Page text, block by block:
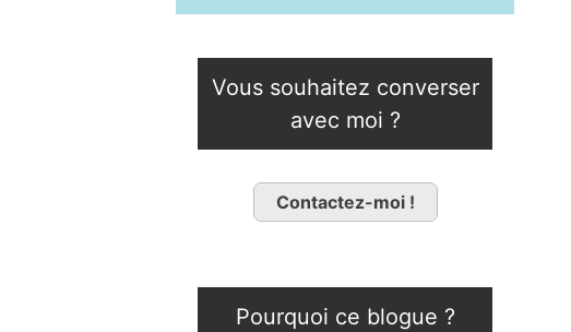
Vous souhaitez converser
avec moi ?
Contactez-moi !
Pourquoi ce blogue ?